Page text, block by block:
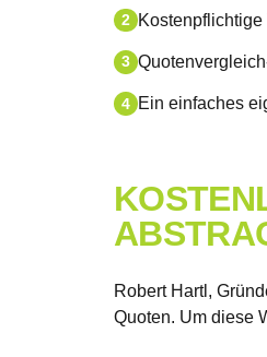
Kostenpflichtige
Ein einfaches
Robert Hartl,
Quoten. Um diese